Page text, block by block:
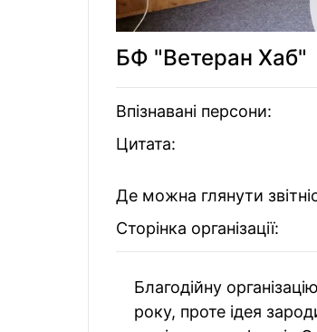
БФ "Ветеран Хаб"
Впізнавані персони:
Цитата:
Де можна глянути
Сторінка організації:
Благодійну
року, проте ідея